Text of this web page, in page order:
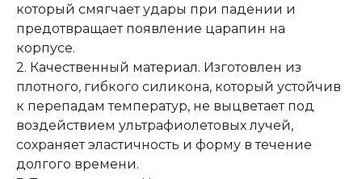
который смягчает удары при падении и
предотвращает появление царапин на
корпусе.
2. Качественный материал. Изготовлен из
плотного, гибкого силикона, который устойчив
к перепадам температур, не выцветает под
воздействием ультрафиолетовых лучей,
сохраняет эластичность и форму в течение
долгого времени.